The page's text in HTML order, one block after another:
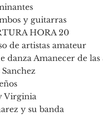
y guitarras
HORA 20
de artistas amateur
danza Amanecer de
Sanchez
Virginia
y su banda